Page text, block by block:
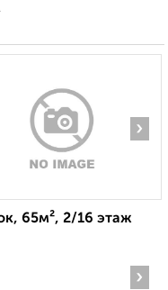
›
65м², 2/16 этаж
›